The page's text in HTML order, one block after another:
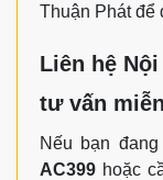
Thuận Phát để
Liên hệ
tư vấn
Nếu bạn
AC399 hoặc